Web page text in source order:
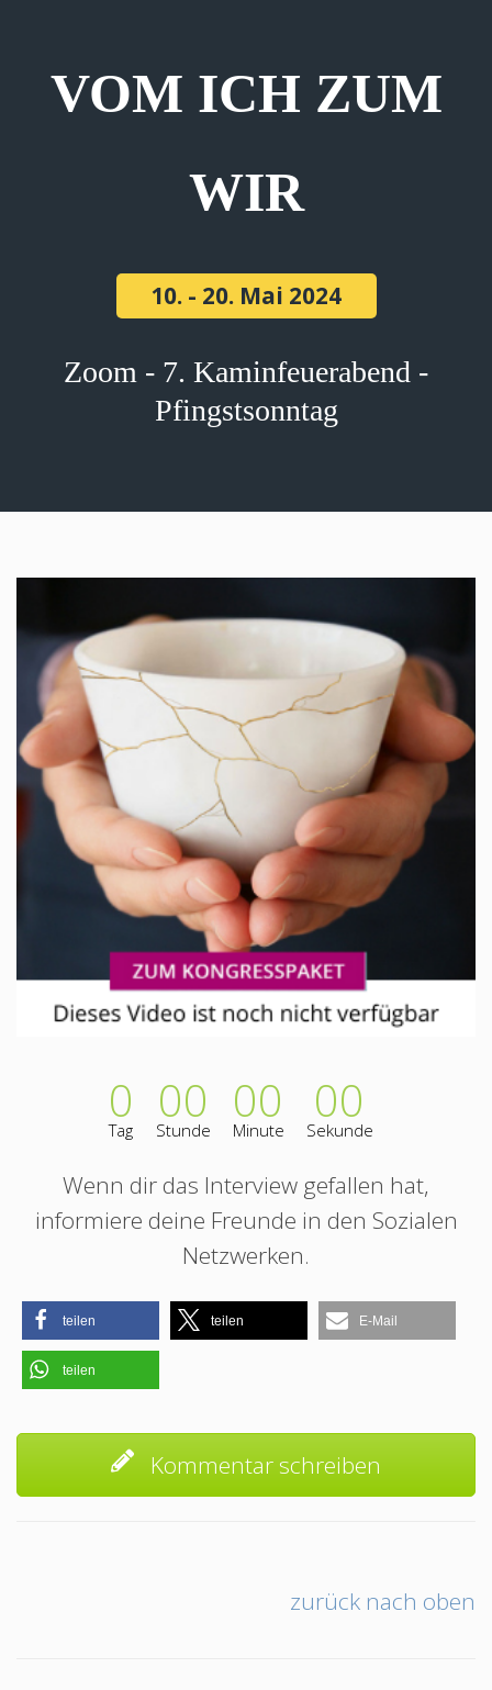
VOM ICH ZUM
WIR
10. - 20. Mai 2024
Zoom - 7. Kaminfeuerabend -
Pfingstsonntag
0
Tag 00
Stunde 00
Minute 00
Sekunde
Wenn dir das Interview gefallen hat,
informiere deine Freunde in den Sozialen
Netzwerken.
teilen teilen E-Mail
teilen
Kommentar schreiben
zurück nach oben